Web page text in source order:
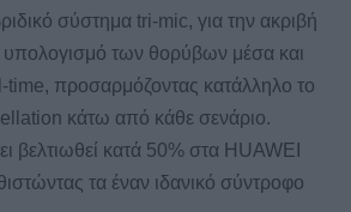
σύστημα tri-mic, για την ακριβή
υπολογισμό των θορύβων μέσα και
time, προσαρμόζοντας κατάλληλο το
κάτω από κάθε σενάριο.
βελτιωθεί κατά 50% στα HUAWEI
τα έναν ιδανικό σύντροφο